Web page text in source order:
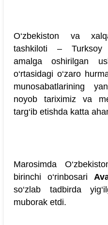
O‘zbekiston va
tashkiloti – Turksoy
amalga oshirilgan
o‘rtasidagi o‘zaro
munosabatlarining
noyob tariximiz va
targ‘ib etishda katta
Marosimda
birinchi o‘rinbosari
so‘zlab tadbirda
muborak etdi.